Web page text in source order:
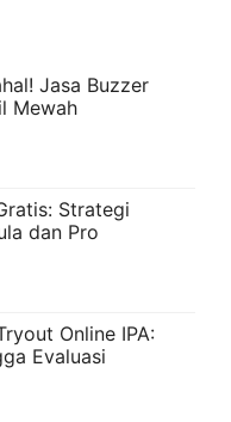
Jasa Buzzer
Mewah
Strategi
dan Pro
Online IPA:
Evaluasi